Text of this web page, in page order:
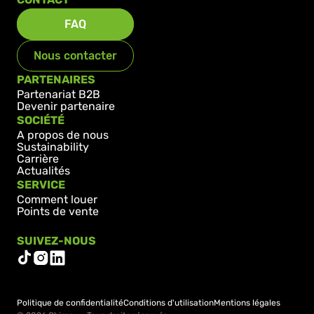
SERVICE
Comment louer
Points de vente
SUIVEZ-NOUS
PARTENAIRES
Partenariat B2B
Devenir partenaire
SOCIÉTÉ
A propos de nous
Sustainability
Carrière
Actualités
FAQ
Nous contacter
Politique de confidentialitéConditions d'utilisationMentions légales